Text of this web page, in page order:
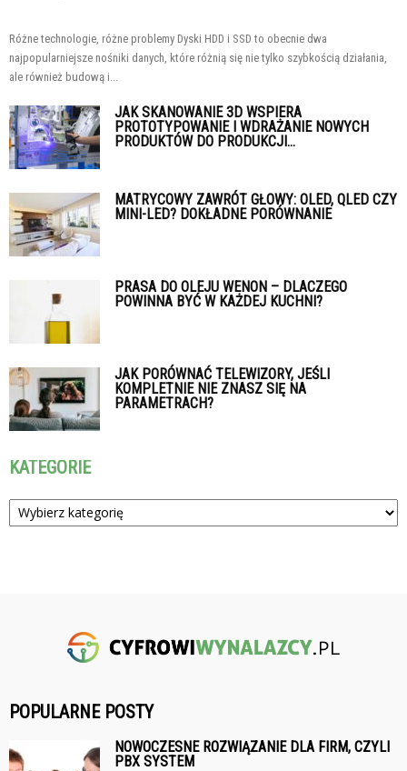
Różne technologie, różne problemy Dyski HDD i SSD to obecnie dwa
najpopularniejsze nośniki danych, które różnią się nie tylko szybkością działania,
ale również budową i...
JAK SKANOWANIE 3D WSPIERA
PROTOTYPOWANIE I WDRAŻANIE NOWYCH
PRODUKTÓW DO PRODUKCJI...
MATRYCOWY ZAWRÓT GŁOWY: OLED, QLED CZY
MINI-LED? DOKŁADNE PORÓWNANIE
PRASA DO OLEJU WENON – DLACZEGO
POWINNA BYĆ W KAŻDEJ KUCHNI?
JAK PORÓWNAĆ TELEWIZORY, JEŚLI
KOMPLETNIE NIE ZNASZ SIĘ NA
PARAMETRACH?
KATEGORIE
Kategorie
POPULARNE POSTY
NOWOCZESNE ROZWIĄZANIE DLA FIRM, CZYLI
PBX SYSTEM